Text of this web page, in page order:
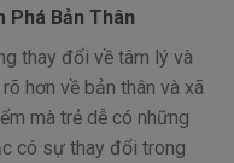
Phá Bản Thân
thay đổi về tâm lý và
hơn về bản thân và xã
mà trẻ dễ có những
có sự thay đổi trong